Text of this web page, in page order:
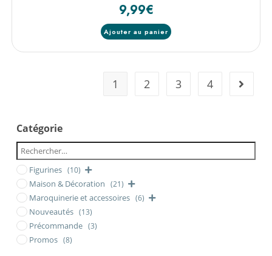
9,99€
Ajouter au panier
1 2 3 4
Catégorie
Figurines (10)
Maison & Décoration (21)
Maroquinerie et accessoires (6)
Nouveautés (13)
Précommande (3)
Promos (8)